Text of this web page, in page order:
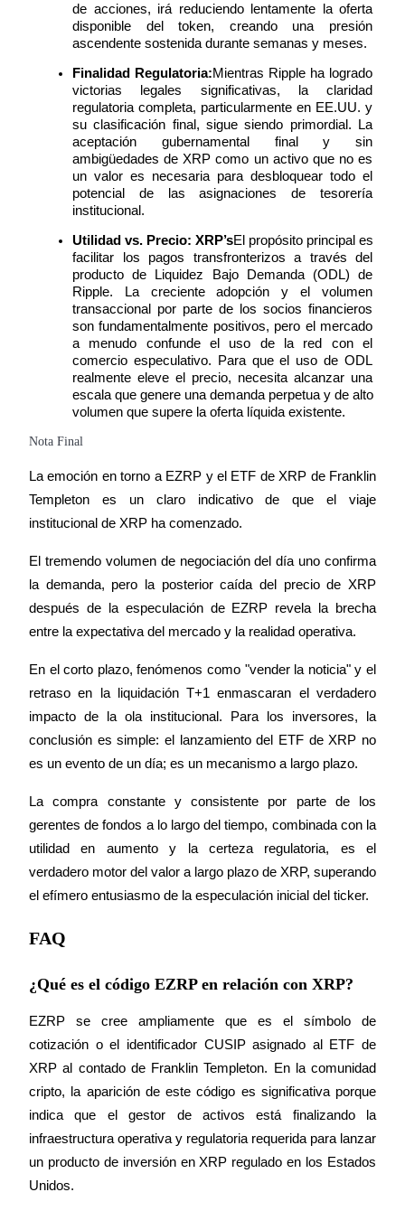
Deposit & Trade BTC to Share 25000 USDT prize pool!
Deposit CASHCAT & Win
Share 500000 CASHCAT prize pool
Exclusive for BitMart Users
Register & Trade to Win 500,000 USDT
Precious Metals Trading Carnival
Trade Gold & Silver · 33,333 USDT Bonus
USDT New User Exclusive 10% APR
BTC New User Exclusive: 6.5% APR
BTC Flexible Staking | Daily Rewards
Más eventos
Centro de recompensas
de acciones, irá reduciendo lentamente la oferta
disponible del token, creando una presión
ascendente sostenida durante semanas y meses.
Finalidad Regulatoria:Mientras Ripple ha logrado
victorias legales significativas, la claridad
regulatoria completa, particularmente en EE.UU. y
su clasificación final, sigue siendo primordial. La
aceptación gubernamental final y sin
ambigüedades de XRP como un activo que no es
un valor es necesaria para desbloquear todo el
potencial de las asignaciones de tesorería
institucional.
Utilidad vs. Precio: XRP’sEl propósito principal es
facilitar los pagos transfronterizos a través del
producto de Liquidez Bajo Demanda (ODL) de
Ripple. La creciente adopción y el volumen
transaccional por parte de los socios financieros
son fundamentalmente positivos, pero el mercado
a menudo confunde el uso de la red con el
comercio especulativo. Para que el uso de ODL
realmente eleve el precio, necesita alcanzar una
escala que genere una demanda perpetua y de alto
volumen que supere la oferta líquida existente.
Nota Final
La emoción en torno a EZRP y el ETF de XRP de Franklin
Templeton es un claro indicativo de que el viaje
institucional de XRP ha comenzado.
El tremendo volumen de negociación del día uno confirma
la demanda, pero la posterior caída del precio de XRP
después de la especulación de EZRP revela la brecha
entre la expectativa del mercado y la realidad operativa.
En el corto plazo, fenómenos como "vender la noticia" y el
retraso en la liquidación T+1 enmascaran el verdadero
impacto de la ola institucional. Para los inversores, la
conclusión es simple: el lanzamiento del ETF de XRP no
es un evento de un día; es un mecanismo a largo plazo.
La compra constante y consistente por parte de los
gerentes de fondos a lo largo del tiempo, combinada con la
utilidad en aumento y la certeza regulatoria, es el
verdadero motor del valor a largo plazo de XRP, superando
el efímero entusiasmo de la especulación inicial del ticker.
FAQ
¿Qué es el código EZRP en relación con XRP?
EZRP se cree ampliamente que es el símbolo de
cotización o el identificador CUSIP asignado al ETF de
XRP al contado de Franklin Templeton. En la comunidad
cripto, la aparición de este código es significativa porque
indica que el gestor de activos está finalizando la
infraestructura operativa y regulatoria requerida para lanzar
un producto de inversión en XRP regulado en los Estados
Unidos.